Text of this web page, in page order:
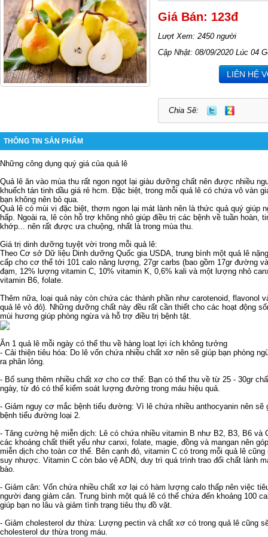
Giá Bán: 123đ
Lượt Xem: 2450 người
Cập Nhật: 08/09/2020 Lúc 04
LIÊN HỆ
Chia Sẽ:
THÔNG TIN SẢN PHẨM
Những công dụng quý giá của quả lê
Quả lê ăn vào mùa thu rất ngon ngọt lại giàu dưỡng chất nên được nhiều
khuếch tán tinh dầu giá rẻ hcm . Đặc biệt, trong mỗi quả lê có chứa vô vàn
bạn không nên bỏ qua.
Quả lê có mùi vị đặc biệt, thơm ngon lại mát lành nên là thức quả quý giúp
hấp. Ngoài ra, lê còn hỗ trợ không nhỏ giúp điều trị các bệnh về tuần hoàn,
khớp... nên rất được ưa chuộng, nhất là trong mùa thu.
Giá trị dinh dưỡng tuyệt vời trong mỗi quả lê:
Theo Cơ sở Dữ liệu Dinh dưỡng Quốc gia USDA, trung bình một quả lê
cấp cho cơ thể tới 101 calo năng lượng, 27gr carbs (bao gồm 17gr đường
đạm, 12% lượng vitamin C, 10% vitamin K, 0,6% kali và một lượng nhỏ
vitamin B6, folate.
Thêm nữa, loại quả này còn chứa các thành phần như carotenoid, flavonol
quả lê vỏ đỏ). Những dưỡng chất này đều rất cần thiết cho các hoạt động
mùi hương giúp phòng ngừa và hỗ trợ điều trị bệnh tật.
Ăn 1 quả lê mỗi ngày có thể thu về hàng loạt lợi ích không tưởng
- Cải thiện tiêu hóa: Do lê vốn chứa nhiều chất xơ nên sẽ giúp bạn phòng
ra phân lỏng.
- Bổ sung thêm nhiều chất xơ cho cơ thể: Bạn có thể thu về từ 25 - 30gr
ngày, từ đó có thể kiểm soát lượng đường trong máu hiệu quả.
- Giảm nguy cơ mắc bệnh tiểu đường: Vì lê chứa nhiều anthocyanin nên sẽ
bệnh tiểu đường loại 2.
- Tăng cường hệ miễn dịch: Lê có chứa nhiều vitamin B như B2, B3, B6 và
các khoáng chất thiết yếu như canxi, folate, magie, đồng và mangan nên
miễn dịch cho toàn cơ thể. Bên cạnh đó, vitamin C có trong mỗi quả lê
suy nhược. Vitamin C còn bảo vệ ADN, duy trì quá trình trao đổi chất lành
bào.
- Giảm cân: Vốn chứa nhiều chất xơ lại có hàm lượng calo thấp nên việc
người đang giảm cân. Trung bình một quả lê có thể chứa đến khoảng 100
giúp bạn no lâu và giảm tình trạng tiêu thụ đồ vặt.
- Giảm cholesterol dư thừa: Lượng pectin và chất xơ có trong quả lê cũng
cholesterol dư thừa trong máu.